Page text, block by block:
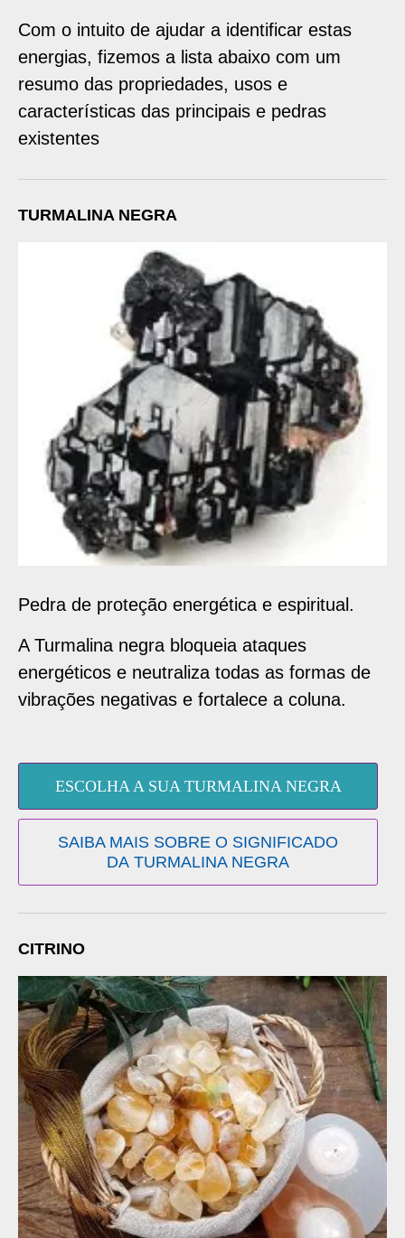
Com o intuito de ajudar a identificar estas
energias, fizemos a lista abaixo com um
resumo das propriedades, usos e
características das principais e pedras
existentes
TURMALINA NEGRA
Pedra de proteção energética e espiritual.
A Turmalina negra bloqueia ataques
energéticos e neutraliza todas as formas de
vibrações negativas e fortalece a coluna.
ESCOLHA A SUA TURMALINA NEGRA
SAIBA MAIS SOBRE O SIGNIFICADO
DA TURMALINA NEGRA
CITRINO